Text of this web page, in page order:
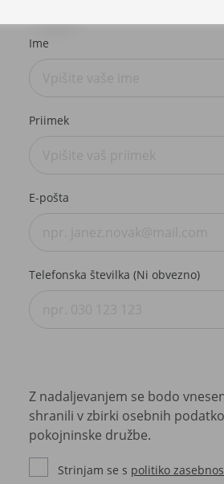
Ime
Priimek
E-pošta
Telefonska številka (Ni obvezno)
Z nadaljevanjem se bodo
shranili v zbirki osebnih
pokojninske družbe.
Strinjam se s politiko